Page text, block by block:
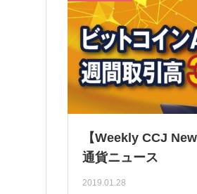
【Weekly CCJ
通貨ニュース
2019.01.28